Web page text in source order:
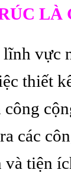
LÀ
vực
thiết
các
và tiện